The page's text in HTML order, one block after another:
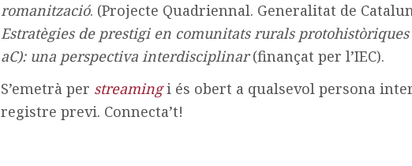
romanització. (Projecte Quadriennal. Generalitat de
Estratègies de prestigi en comunitats rurals
aC): una perspectiva interdisciplinar(finançat per l’IEC).
S’emetrà per streaming i és obert a qualsevol persona
registre previ. Connecta’t!